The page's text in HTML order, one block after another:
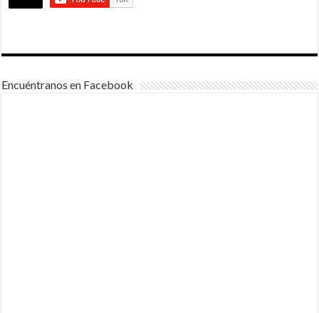
Encuéntranos en Facebook